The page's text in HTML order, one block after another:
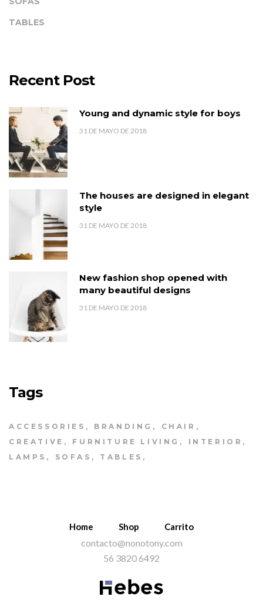
TABLES
Recent Post
Young and dynamic style for boys
31 DE MAYO DE 2018
The houses are designed in elegant
style
31 DE MAYO DE 2018
New fashion shop opened with
many beautiful designs
31 DE MAYO DE 2018
Tags
ACCESSORIES BRANDING
CHAIR
CREATIVE
FURNITURE LIVING
INTERIOR
LAMPS
SOFAS TABLES
Home Shop Carrito
contacto@nonotony.com
56 3820 6492